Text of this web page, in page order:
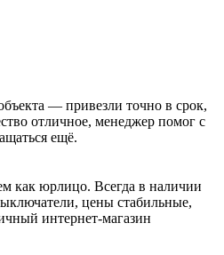
— привезли точно в срок,
отличное, менеджер помог с
ещё.
как юрлицо. Всегда в наличии
цены стабильные,
интернет-магазин